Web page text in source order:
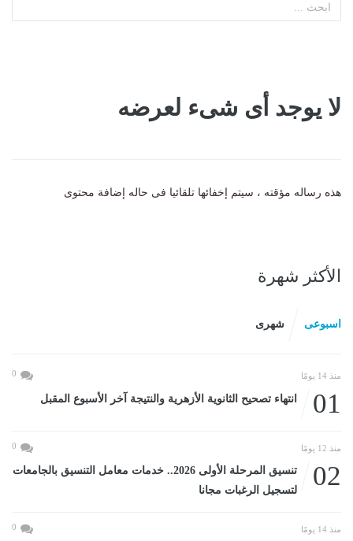
لا يوجد أى شىء لعرضه
هذه رساله مؤقته ، سيتم إخفائها تلقائيا فى حاله إضافة محتوى
الأكثر شهرة
اسبوعى شهرى
منذ 14 يومًا 0
01 انتهاء تصحيح الثانوية الأزهرية والنتيجة آخر الأسبوع المقبل
منذ 12 يومًا 0
02
تنسيق المرحلة الأولى 2026.. خدمات معامل التنسيق بالجامعات
لتسجيل الرغبات مجانا
منذ 14 يومًا 0